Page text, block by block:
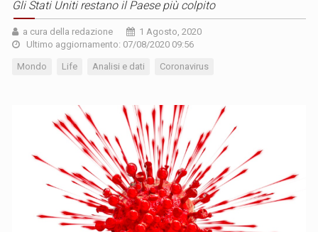
Gli Stati Uniti restano il Paese più colpito
a cura della redazione
1 Agosto, 2020
Ultimo aggiornamento: 07/08/2020 09:56
Mondo Life Analisi e dati Coronavirus